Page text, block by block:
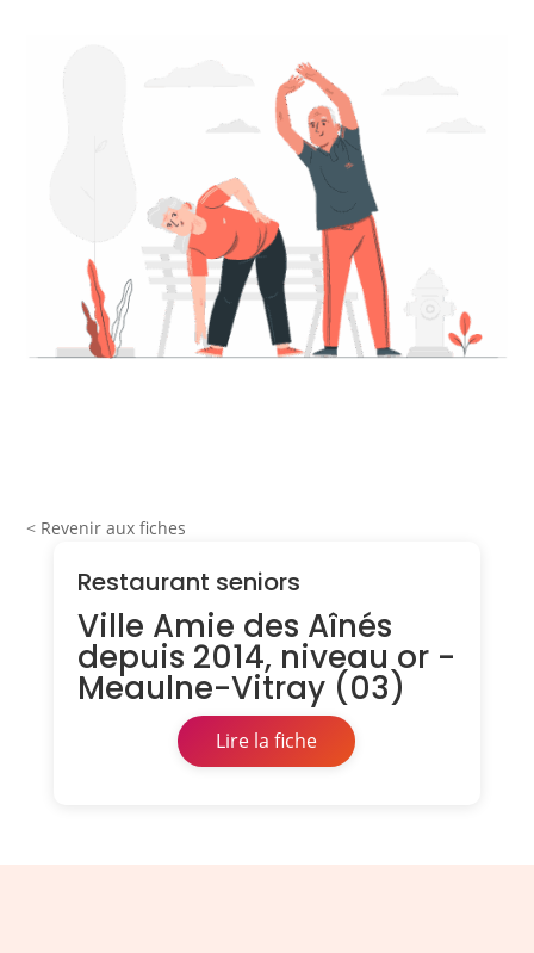
< Revenir aux fiches
Restaurant seniors
Ville Amie des Aînés
depuis 2014, niveau or -
Meaulne-Vitray (03)
Lire la fiche